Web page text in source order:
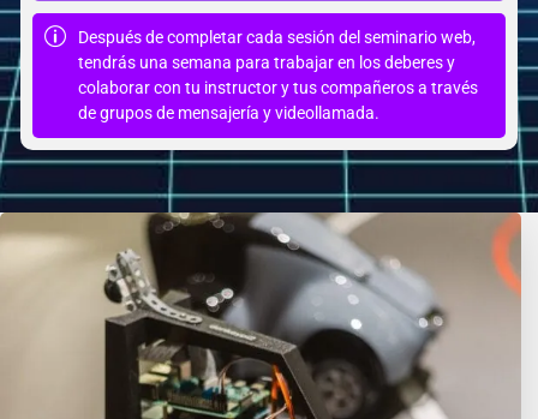
Después de completar cada sesión del seminario web,
tendrás una semana para trabajar en los deberes y
colaborar con tu instructor y tus compañeros a través
de grupos de mensajería y videollamada.